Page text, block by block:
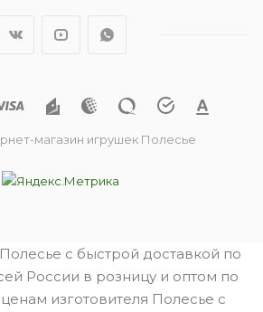
магазин игрушек Полесье
с быстрой доставкой по
России в розницу и оптом по
изготовителя Полесье с